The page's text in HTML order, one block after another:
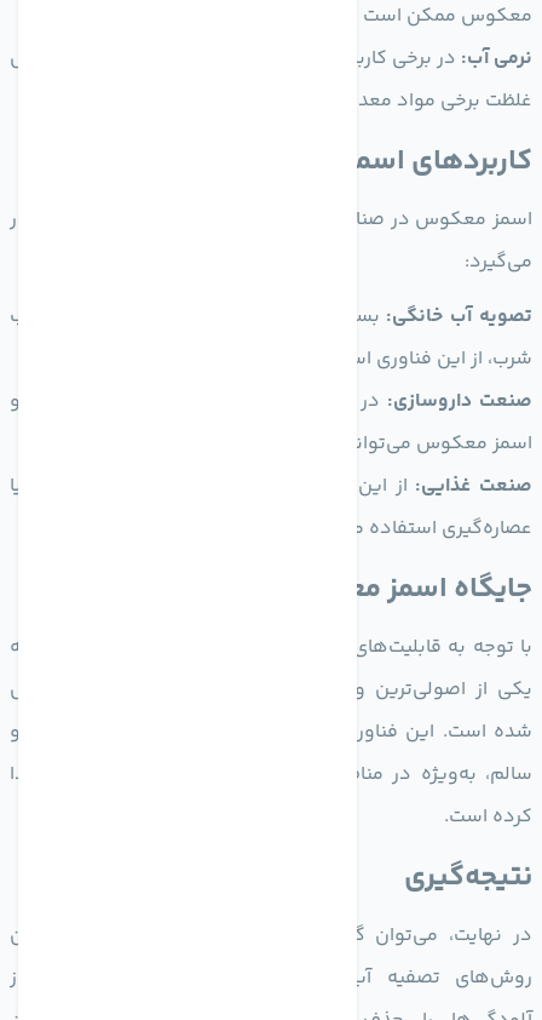
معکوس ممکن است برای برخی از صنایع سنگین باشد.
نرمی آب: در برخی کاربردها، اسمز معکوس ممکن است به کاهش
غلظت برخی مواد معدنی ضروری منجر شود.
کاربردهای اسمز معکوس
اسمز معکوس در صنایع و کاربردهای متنوعی مورد استفاده قرار
می‌گیرد:
تصویه آب خانگی: بسیاری از سیستم‌های خانگی برای تصفیه آب
شرب، از این فناوری استفاده می‌کنند.
صنعت داروسازی: در این صنعت، خلوص آب بسیار مهم است و
اسمز معکوس می‌تواند به تولید آب خالص کمک کند.
صنعت غذایی: از این روش برای تقویت طعم و کیفیت آب و یا
عصاره‌گیری استفاده می‌شود.
جایگاه اسمز معکوس در تصفیه آب
با توجه به قابلیت‌های بالا و کارایی اسمز معکوس، این روش به
یکی از اصولی‌ترین و محبوب‌ترین روش‌های تصفیه آب تبدیل
شده است. این فناوری، با توجه به نیاز روز افزون به آب پاک و
سالم، به‌ویژه در مناطق کم آب و خشک، اهمیت بیشتری پیدا
کرده است.
نتیجه‌گیری
در نهایت، می‌توان گفت که اسمز معکوس یکی از مؤثرترین
روش‌های تصفیه آب است و می‌تواند به‌خوبی بسیاری از